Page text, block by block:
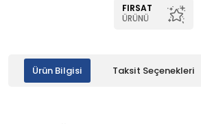
FIRSAT
ÜRÜNÜ
Ürün Bilgisi Taksit Seçenekleri